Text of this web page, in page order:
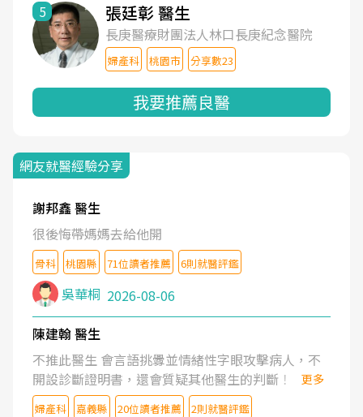
5 張廷彰 醫生
長庚醫療財團法人林口長庚紀念醫院
婦產科 桃園市 分享數23
我要推薦良醫
網友就醫經驗分享
謝邦鑫 醫生
很後悔帶媽媽去給他開
骨科 桃園縣 71位讀者推薦 6則就醫評鑑
吳華桐 2026-08-06
陳建翰 醫生
不推此醫生 會言語挑釁並情緒性字眼攻擊病人，不
開設診斷證明書，還會質疑其他醫生的判斷！
更多
婦產科 嘉義縣 20位讀者推薦 2則就醫評鑑